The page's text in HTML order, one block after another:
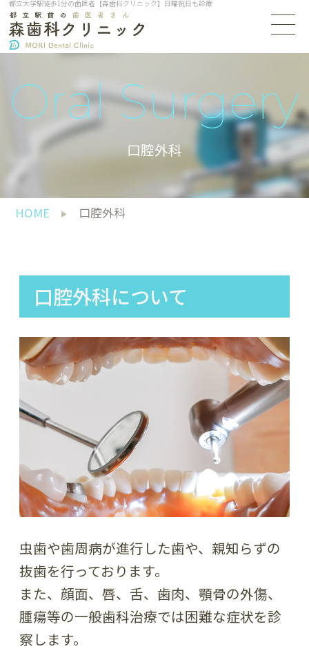
都立大学駅徒歩1分の歯医者【森歯科クリニック】日曜祝日も診療
口腔外科
Oral Surgery
HOME 口腔外科
口腔外科について
虫歯や歯周病が進行した歯や、親知らずの
抜歯を行っております。
また、顔面、唇、舌、歯肉、顎骨の外傷、
腫瘍等の一般歯科治療では困難な症状を診
察します。